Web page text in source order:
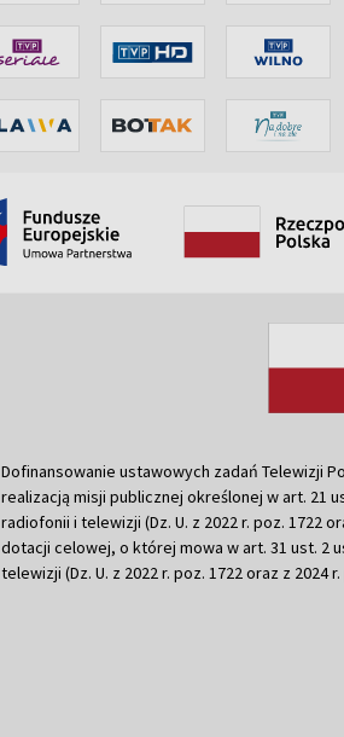
Dofinansowanie ustawowych zadań Telewizji
realizacją misji publicznej określonej w art. 21
radiofonii i telewizji (Dz. U. z 2022 r. poz. 1722
dotacji celowej, o której mowa w art. 31 ust. 2
telewizji (Dz. U. z 2022 r. poz. 1722 oraz z 2024